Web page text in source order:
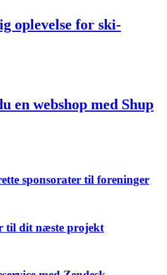
oplevelse for ski-
en webshop med Shup
sponsorater til foreninger
til dit næste projekt